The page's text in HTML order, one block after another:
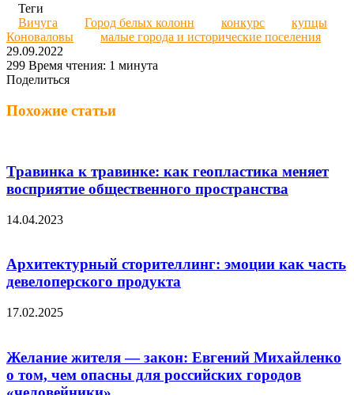
Теги
Вичуга
Город белых колонн конкурс
купцы
Коноваловы
малые города и исторические поселения
29.09.2022
299 Время чтения: 1 минута
Поделиться
через
Похожие статьи
Травинка к травинке: как геопластика меняет
восприятие общественного пространства
14.04.2023
Архитектурный сторителлинг: эмоции как часть
девелоперского продукта
17.02.2025
Желание жителя — закон: Евгений Михайленко
о том, чем опасны для российских городов